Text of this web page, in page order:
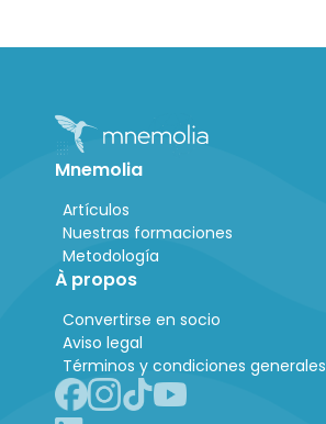
Mnemolia
Artículos
Nuestras formaciones
Metodología
À propos
Convertirse en socio
Aviso legal
Términos y condiciones generales